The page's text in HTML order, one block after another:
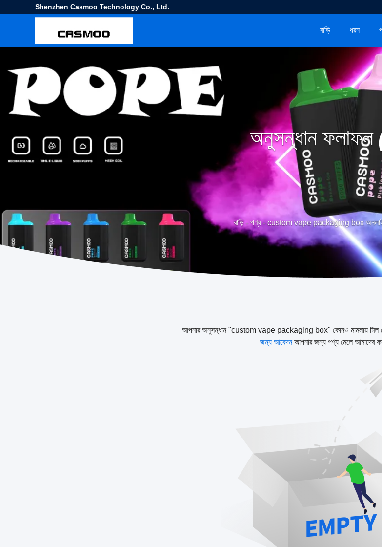
Shenzhen Casmoo Technology Co., Ltd.
বাড়ি ধরন
অনুসন্ধান
বাড়ি - পণ্য-custom vape packaging box
আপনার অনুসন্ধান "custom vape packaging box" কোনও মামলায় মিল
জন্য আবেদনআপনার জন্য পণ্য মেলে আমাদের